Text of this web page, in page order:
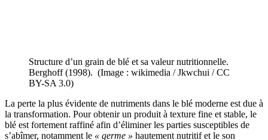
Structure d’un grain de blé et sa valeur nutritionnelle.
Berghoff (1998). (Image : wikimedia / Jkwchui / CC
BY-SA 3.0)
La perte la plus évidente de nutriments dans le blé moderne est due à
la transformation. Pour obtenir un produit à texture fine et stable, le
blé est fortement raffiné afin d’éliminer les parties susceptibles de
s’abîmer, notamment le « germe » hautement nutritif et le son